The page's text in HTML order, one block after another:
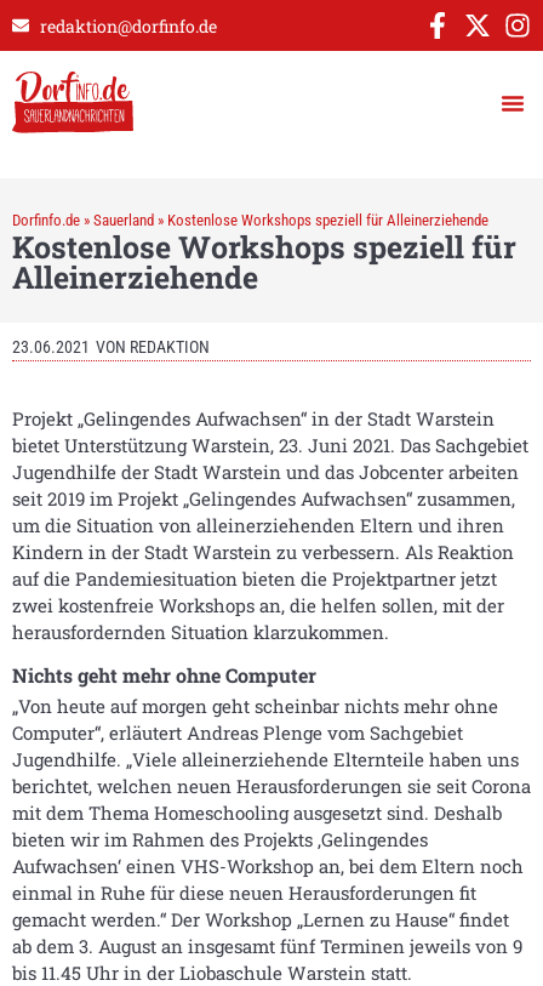
redaktion@dorfinfo.de
Dorfinfo.de » Sauerland » Kostenlose Workshops speziell für Alleinerziehende
Kostenlose Workshops speziell für
Alleinerziehende
23.06.2021 VON REDAKTION
Projekt „Gelingendes Aufwachsen“ in der Stadt Warstein
bietet Unterstützung Warstein, 23. Juni 2021. Das Sachgebiet
Jugendhilfe der Stadt Warstein und das Jobcenter arbeiten
seit 2019 im Projekt „Gelingendes Aufwachsen“ zusammen,
um die Situation von alleinerziehenden Eltern und ihren
Kindern in der Stadt Warstein zu verbessern. Als Reaktion
auf die Pandemiesituation bieten die Projektpartner jetzt
zwei kostenfreie Workshops an, die helfen sollen, mit der
herausfordernden Situation klarzukommen.
Nichts geht mehr ohne Computer
„Von heute auf morgen geht scheinbar nichts mehr ohne
Computer“, erläutert Andreas Plenge vom Sachgebiet
Jugendhilfe. „Viele alleinerziehende Elternteile haben uns
berichtet, welchen neuen Herausforderungen sie seit Corona
mit dem Thema Homeschooling ausgesetzt sind. Deshalb
bieten wir im Rahmen des Projekts ,Gelingendes
Aufwachsen‘ einen VHS-Workshop an, bei dem Eltern noch
einmal in Ruhe für diese neuen Herausforderungen fit
gemacht werden.“ Der Workshop „Lernen zu Hause“ findet
ab dem 3. August an insgesamt fünf Terminen jeweils von 9
bis 11.45 Uhr in der Liobaschule Warstein statt.